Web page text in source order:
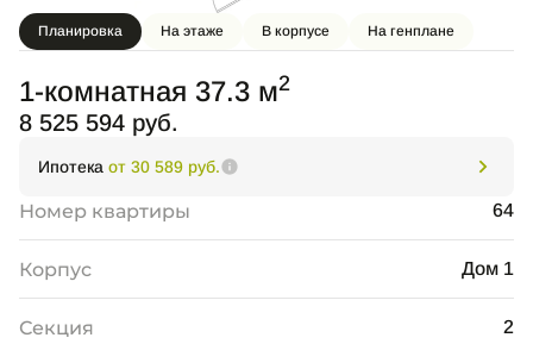
Планировка На этаже В корпусе На генплане
1-комнатная 37.3 м2
8 525 594 руб.
Ипотека от 30 589 руб.
Номер квартиры 64
Корпус Дом 1
Секция 2